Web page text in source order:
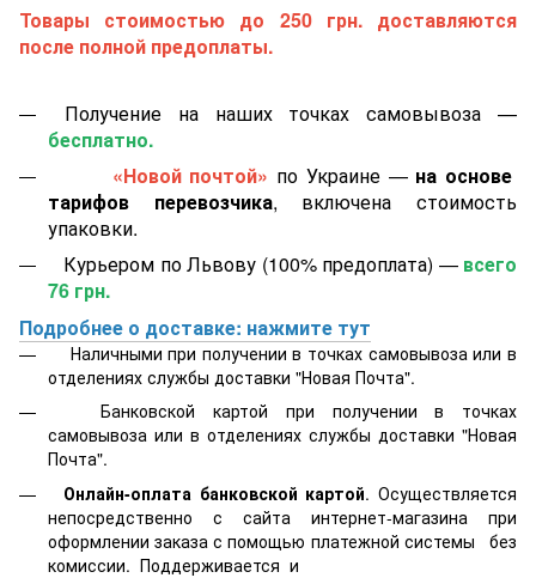
Товары стоимостью до 250 грн. доставляются
после полной предоплаты.
Получение на наших точках самовывоза —
бесплатно.
«Новой почтой» по Украине — на основе
тарифов перевозчика, включена стоимость
упаковки.
Курьером по Львову (100% предоплата) — всего
76 грн.
Подробнее о доставке: нажмите тут
Наличными при получении в точках самовывоза или в
отделениях службы доставки "Новая Почта".
Банковской картой при получении в точках
самовывоза или в отделениях службы доставки "Новая
Почта".
Онлайн-оплата банковской картой. Осуществляется
непосредственно с сайта интернет-магазина при
оформлении заказа с помощью платежной системы
без
комиссии. Поддерживается и